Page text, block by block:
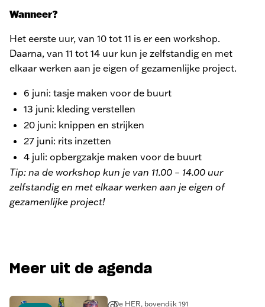
Wanneer?
Het eerste uur, van 10 tot 11 is er een workshop.
Daarna, van 11 tot 14 uur kun je zelfstandig en met
elkaar werken aan je eigen of gezamenlijke project.
6 juni: tasje maken voor de buurt
13 juni: kleding verstellen
20 juni: knippen en strijken
27 juni: rits inzetten
4 juli: opbergzakje maken voor de buurt
Tip: na de workshop kun je van 11.00 – 14.00 uur
zelfstandig en met elkaar werken aan je eigen of
gezamenlijke project!
Meer uit de agenda
De HER, bovendijk 191